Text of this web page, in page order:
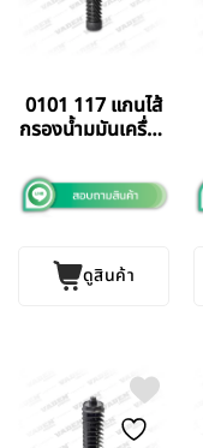
0101 117 แกนไส้
กรองน้ำมมันเครื่อง
VADEN TURKEY
ดูสินค้า